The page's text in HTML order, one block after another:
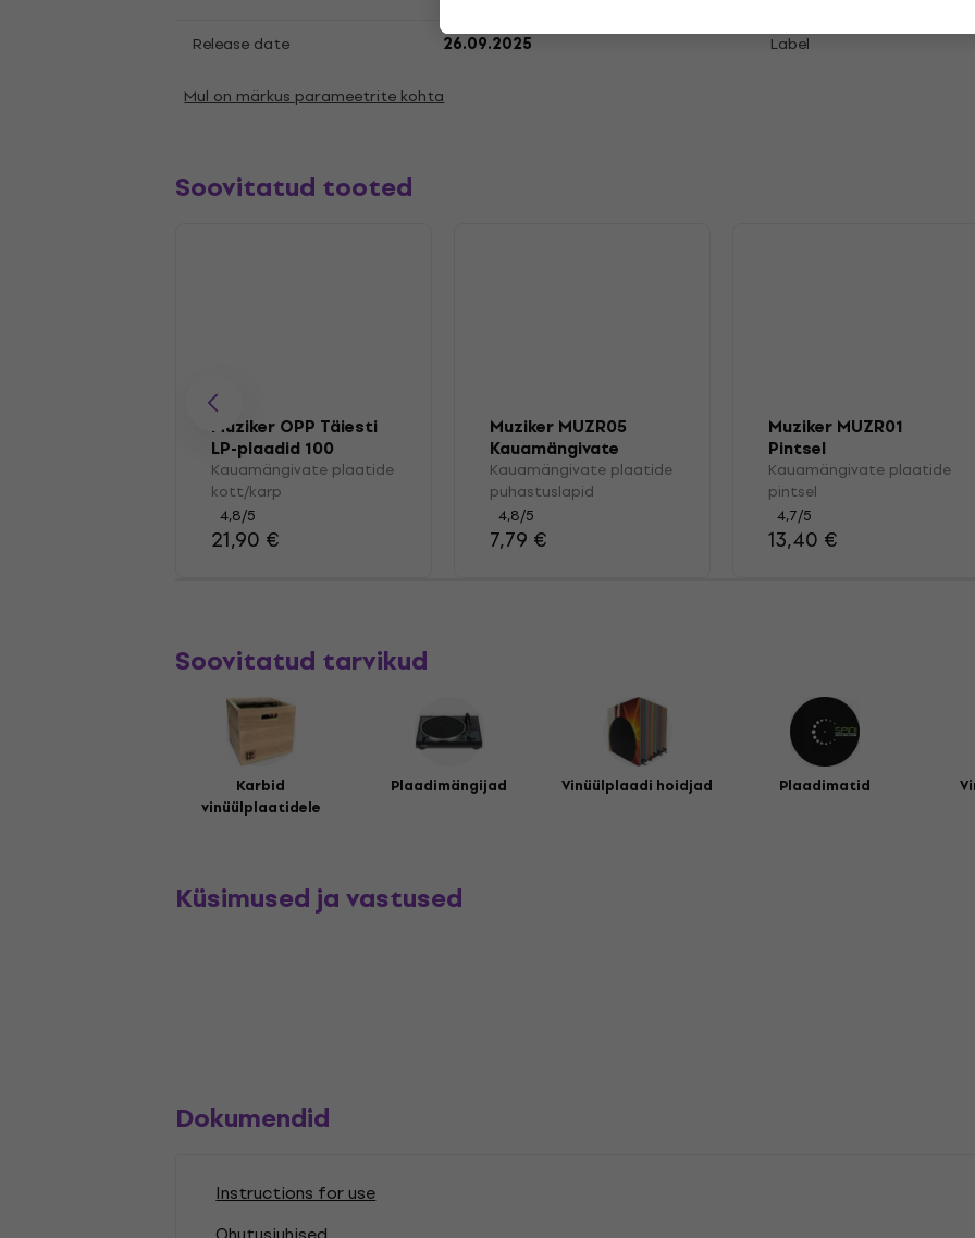
Release date 26.09.2025 Label
Mul on märkus parameetrite kohta
Soovitatud tooted
Muziker OPP Täiesti
LP-plaadid 100
Kauamängivate plaatide
kott/karp
4,8/5
21,90 €
Muziker MUZR05
Kauamängivate
plaatide
puhastuslapid
Kauamängivate plaatide
puhastuslapid
4,8/5
7,79 €
Muziker MUZR01
Pintsel
Kauamängivate plaatide
pintsel
4,7/5
13,40 €
Soovitatud tarvikud
Karbid
vinüülplaatidele
Plaadimängijad Vinüülplaadi hoidjad Plaadimatid
Küsimused ja vastused
Dokumendid
Instructions for use